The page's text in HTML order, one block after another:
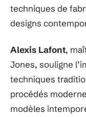
techniques de
designs
Alexis Lafont,
Jones, souligne
techniques
procédés
modèles